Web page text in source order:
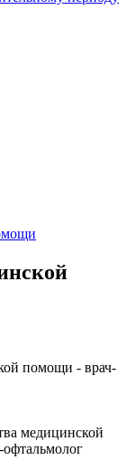
помощи - врач-
медицинской